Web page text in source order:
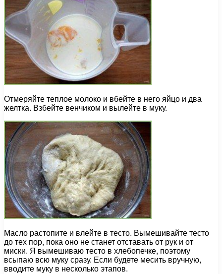
Отмеряйте теплое молоко и вбейте в него яйцо и два
желтка. Взбейте венчиком и вылейте в муку.
Масло растопите и влейте в тесто. Вымешивайте тесто
до тех пор, пока оно не станет отставать от рук и от
миски. Я вымешиваю тесто в хлебопечке, поэтому
всыпаю всю муку сразу. Если будете месить вручную,
вводите муку в несколько этапов.